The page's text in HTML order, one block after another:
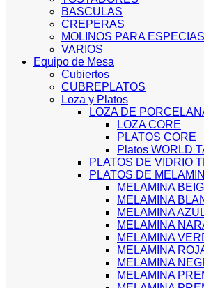
BASCULAS
CREPERAS
MOLINOS PARA ESPECIAS
VARIOS
Equipo de Mesa
Cubiertos
CUBREPLATOS
Loza y Platos
LOZA DE
LOZA CORE
PLATOS CORE
Platos WORLD
PLATOS DE VIDRIO
PLATOS DE
MELAMINA
MELAMINA
MELAMINA
MELAMINA
MELAMINA
MELAMINA
MELAMINA
MELAMINA